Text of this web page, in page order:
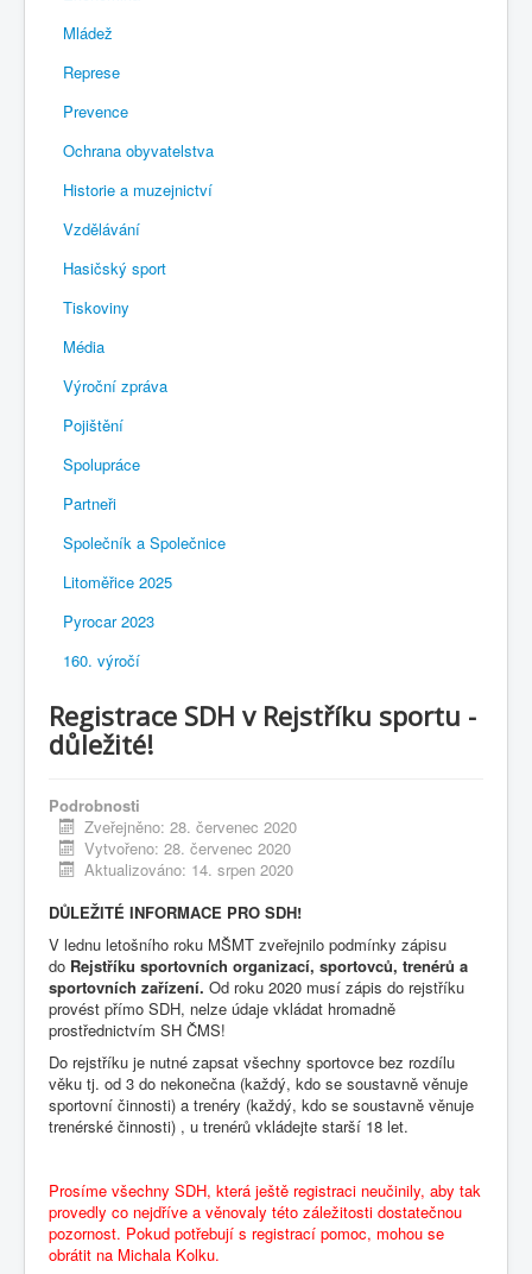
Mládež
Represe
Prevence
Ochrana obyvatelstva
Historie a muzejnictví
Vzdělávání
Hasičský sport
Tiskoviny
Média
Výroční zpráva
Pojištění
Spolupráce
Partneři
Společník a Společnice
Litoměřice 2025
Pyrocar 2023
160. výročí
Registrace SDH v Rejstříku sportu -
důležité!
Podrobnosti
Zveřejněno: 28. červenec 2020
Vytvořeno: 28. červenec 2020
Aktualizováno: 14. srpen 2020
DŮLEŽITÉ INFORMACE PRO SDH!
V lednu letošního roku MŠMT zveřejnilo podmínky zápisu
do Rejstříku sportovních organizací, sportovců, trenérů a
sportovních zařízení. Od roku 2020 musí zápis do rejstříku
provést přímo SDH, nelze údaje vkládat hromadně
prostřednictvím SH ČMS!
Do rejstříku je nutné zapsat všechny sportovce bez rozdílu
věku tj. od 3 do nekonečna (každý, kdo se soustavně věnuje
sportovní činnosti) a trenéry (každý, kdo se soustavně věnuje
trenérské činnosti) , u trenérů vkládejte starší 18 let.
Prosíme všechny SDH, která ještě registraci neučinily, aby tak
provedly co nejdříve a věnovaly této záležitosti dostatečnou
pozornost. Pokud potřebují s registrací pomoc, mohou se
obrátit na Michala Kolku.